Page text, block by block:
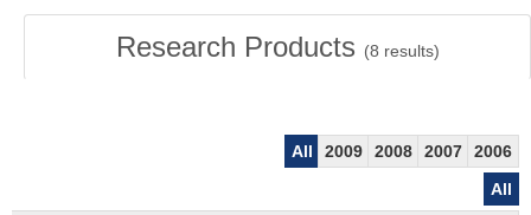
Research Products (8 results)
All 2009 2008 2007
2006
All